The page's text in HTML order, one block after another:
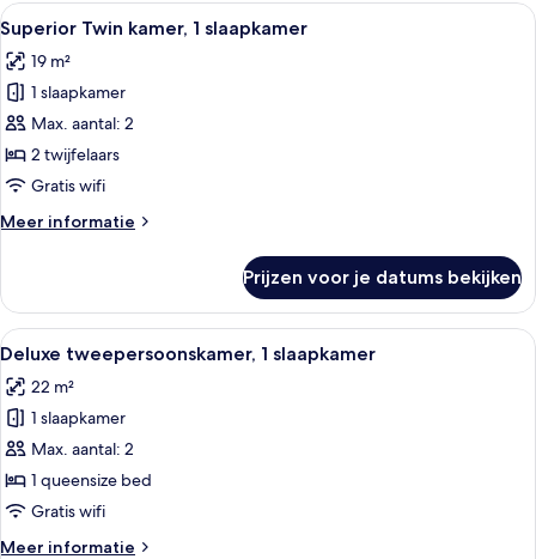
slaapkamer
Alle
foto's
voor
Superior
Twin
kamer,
1
laden
Superior Twin kamer, 1 slaapkamer |
14
Superior Twin kamer, 1 slaapkamer
19 m²
1 slaapkamer
Max. aantal: 2
2 twijfelaars
Gratis wifi
Meer informatie
Meer
Twin
kamer,
1
Prijzen voor je datums bekijken
Alle
foto's
voor
Deluxe
tweepersoonskamer,
1
slaapkamer
Een moderne hotelkamer met een
30
Deluxe tweepersoonskamer, 1 slaapkamer
22 m²
1 slaapkamer
Max. aantal: 2
1 queensize bed
Gratis wifi
Meer informatie
Meer